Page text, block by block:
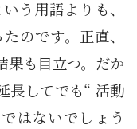
う用語よりも、
のです。正直、
果も目立つ。だか
長してでも“ 活動
はないでしょう